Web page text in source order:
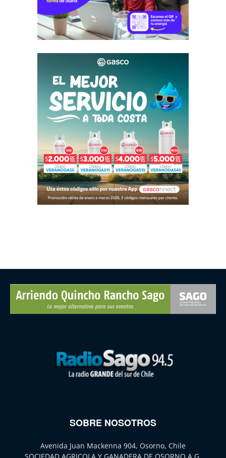
SOBRE NOSOTROS
Avenida Juan Mackenna 904, Osorno, Chile